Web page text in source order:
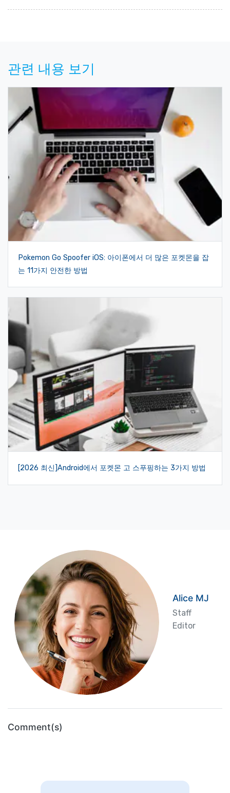
관련 내용 보기
Pokemon Go Spoofer iOS: 아이폰에서 더 많은 포켓몬을 잡
는 11가지 안전한 방법
[2026 최신]Android에서 포켓몬 고 스푸핑하는 3가지 방법
Alice MJ
Staff
Editor
Comment(s)